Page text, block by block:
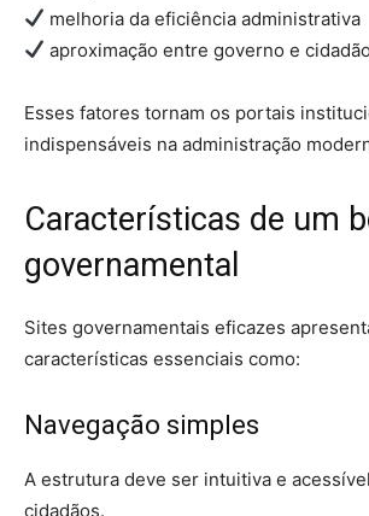
melhoria da eficiência administrativa
aproximação entre governo e
Esses fatores tornam os portais
indispensáveis na administração
Características de um
governamental
Sites governamentais eficazes
características essenciais como:
Navegação simples
A estrutura deve ser intuitiva e
cidadãos.